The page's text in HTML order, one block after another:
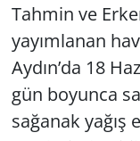
Tahmin ve
yayımlanan
Aydın’da 18
gün boyunca
sağanak yağış